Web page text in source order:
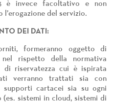
invece facoltativo e non
del servizio.
DEI DATI:
formeranno oggetto di
rispetto della normativa
riservatezza cui è ispirata
verranno trattati sia con
cartacei sia su ogni
sistemi in cloud, sistemi di